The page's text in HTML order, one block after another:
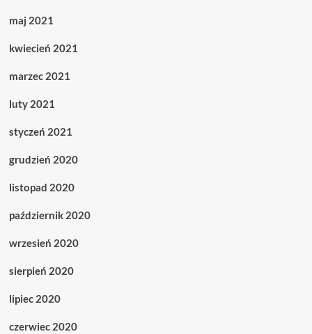
maj 2021
kwiecień 2021
marzec 2021
luty 2021
styczeń 2021
grudzień 2020
listopad 2020
październik 2020
wrzesień 2020
sierpień 2020
lipiec 2020
czerwiec 2020